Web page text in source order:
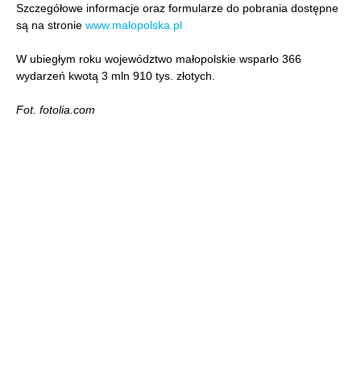
Szczegółowe informacje oraz formularze do pobrania dostępne
są na stronie www.malopolska.pl
W ubiegłym roku województwo małopolskie wsparło 366
wydarzeń kwotą 3 mln 910 tys. złotych.
Fot. fotolia.com